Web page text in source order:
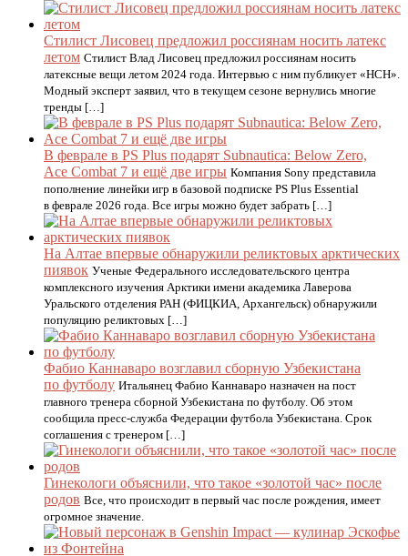
Стилист Лисовец предложил россиянам носить латекс
летом Стилист Влад Лисовец предложил россиянам носить
латексные вещи летом 2024 года. Интервью с ним публикует «НСН».
Модный эксперт заявил, что в текущем сезоне вернулись многие
тренды […]
В феврале в PS Plus подарят Subnautica: Below Zero,
Ace Combat 7 и ещё две игры Компания Sony представила
пополнение линейки игр в базовой подписке PS Plus Essential
в феврале 2026 года. Все игры можно будет забрать […]
На Алтае впервые обнаружили реликтовых арктических
пиявок Ученые Федерального исследовательского центра
комплексного изучения Арктики имени академика Лаверова
Уральского отделения РАН (ФИЦКИА, Архангельск) обнаружили
популяцию реликтовых […]
Фабио Каннаваро возглавил сборную Узбекистана
по футболу Итальянец Фабио Каннаваро назначен на пост
главного тренера сборной Узбекистана по футболу. Об этом
сообщила пресс-служба Федерации футбола Узбекистана. Срок
соглашения с тренером […]
Гинекологи объяснили, что такое «золотой час» после
родов Все, что происходит в первый час после рождения, имеет
огромное значение.